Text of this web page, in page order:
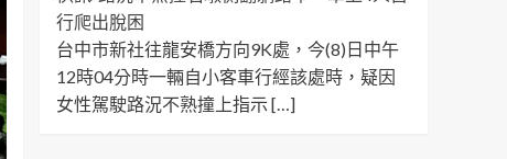
行爬出脫困
台中市新社往龍安橋方向9K處，今(8)日中午
12時04分時一輛自小客車行經該處時，疑因
女性駕駛路況不熟撞上指示 […]